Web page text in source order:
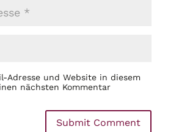
Adresse und Website in diesem
nächsten Kommentar